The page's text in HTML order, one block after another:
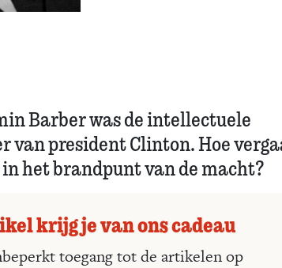
Barber was de intellectuele
van president Clinton. Hoe
het brandpunt van de macht?
krijg je van ons cadeau
toegang tot de artikelen op